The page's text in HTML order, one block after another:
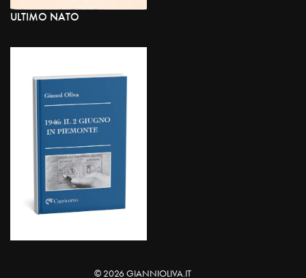
ULTIMO NATO
© 2026 GIANNIOLIVA.IT